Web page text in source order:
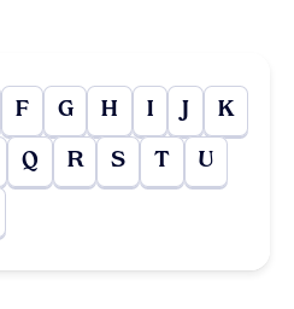
F G H I J K
Q R S T U